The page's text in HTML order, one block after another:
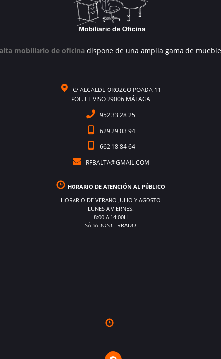
mobiliario de oficinadispone de una amplia gama de
C/ ALCALDE OROZCO POADA 11
POL. EL VISO 29006 MÁLAGA
952 33 28 25
629 29 03 94
662 18 84 64
RFBALTA@GMAIL.COM
HORARIO DE ATENCIÓN AL PÚBLICO
HORARIO DE VERANO JULIO Y AGOSTO
LUNES A VIERNES:
8:00 A 14:00H
SÁBADOS CERRADO